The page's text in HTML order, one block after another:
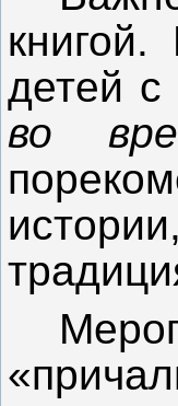
детей с
во